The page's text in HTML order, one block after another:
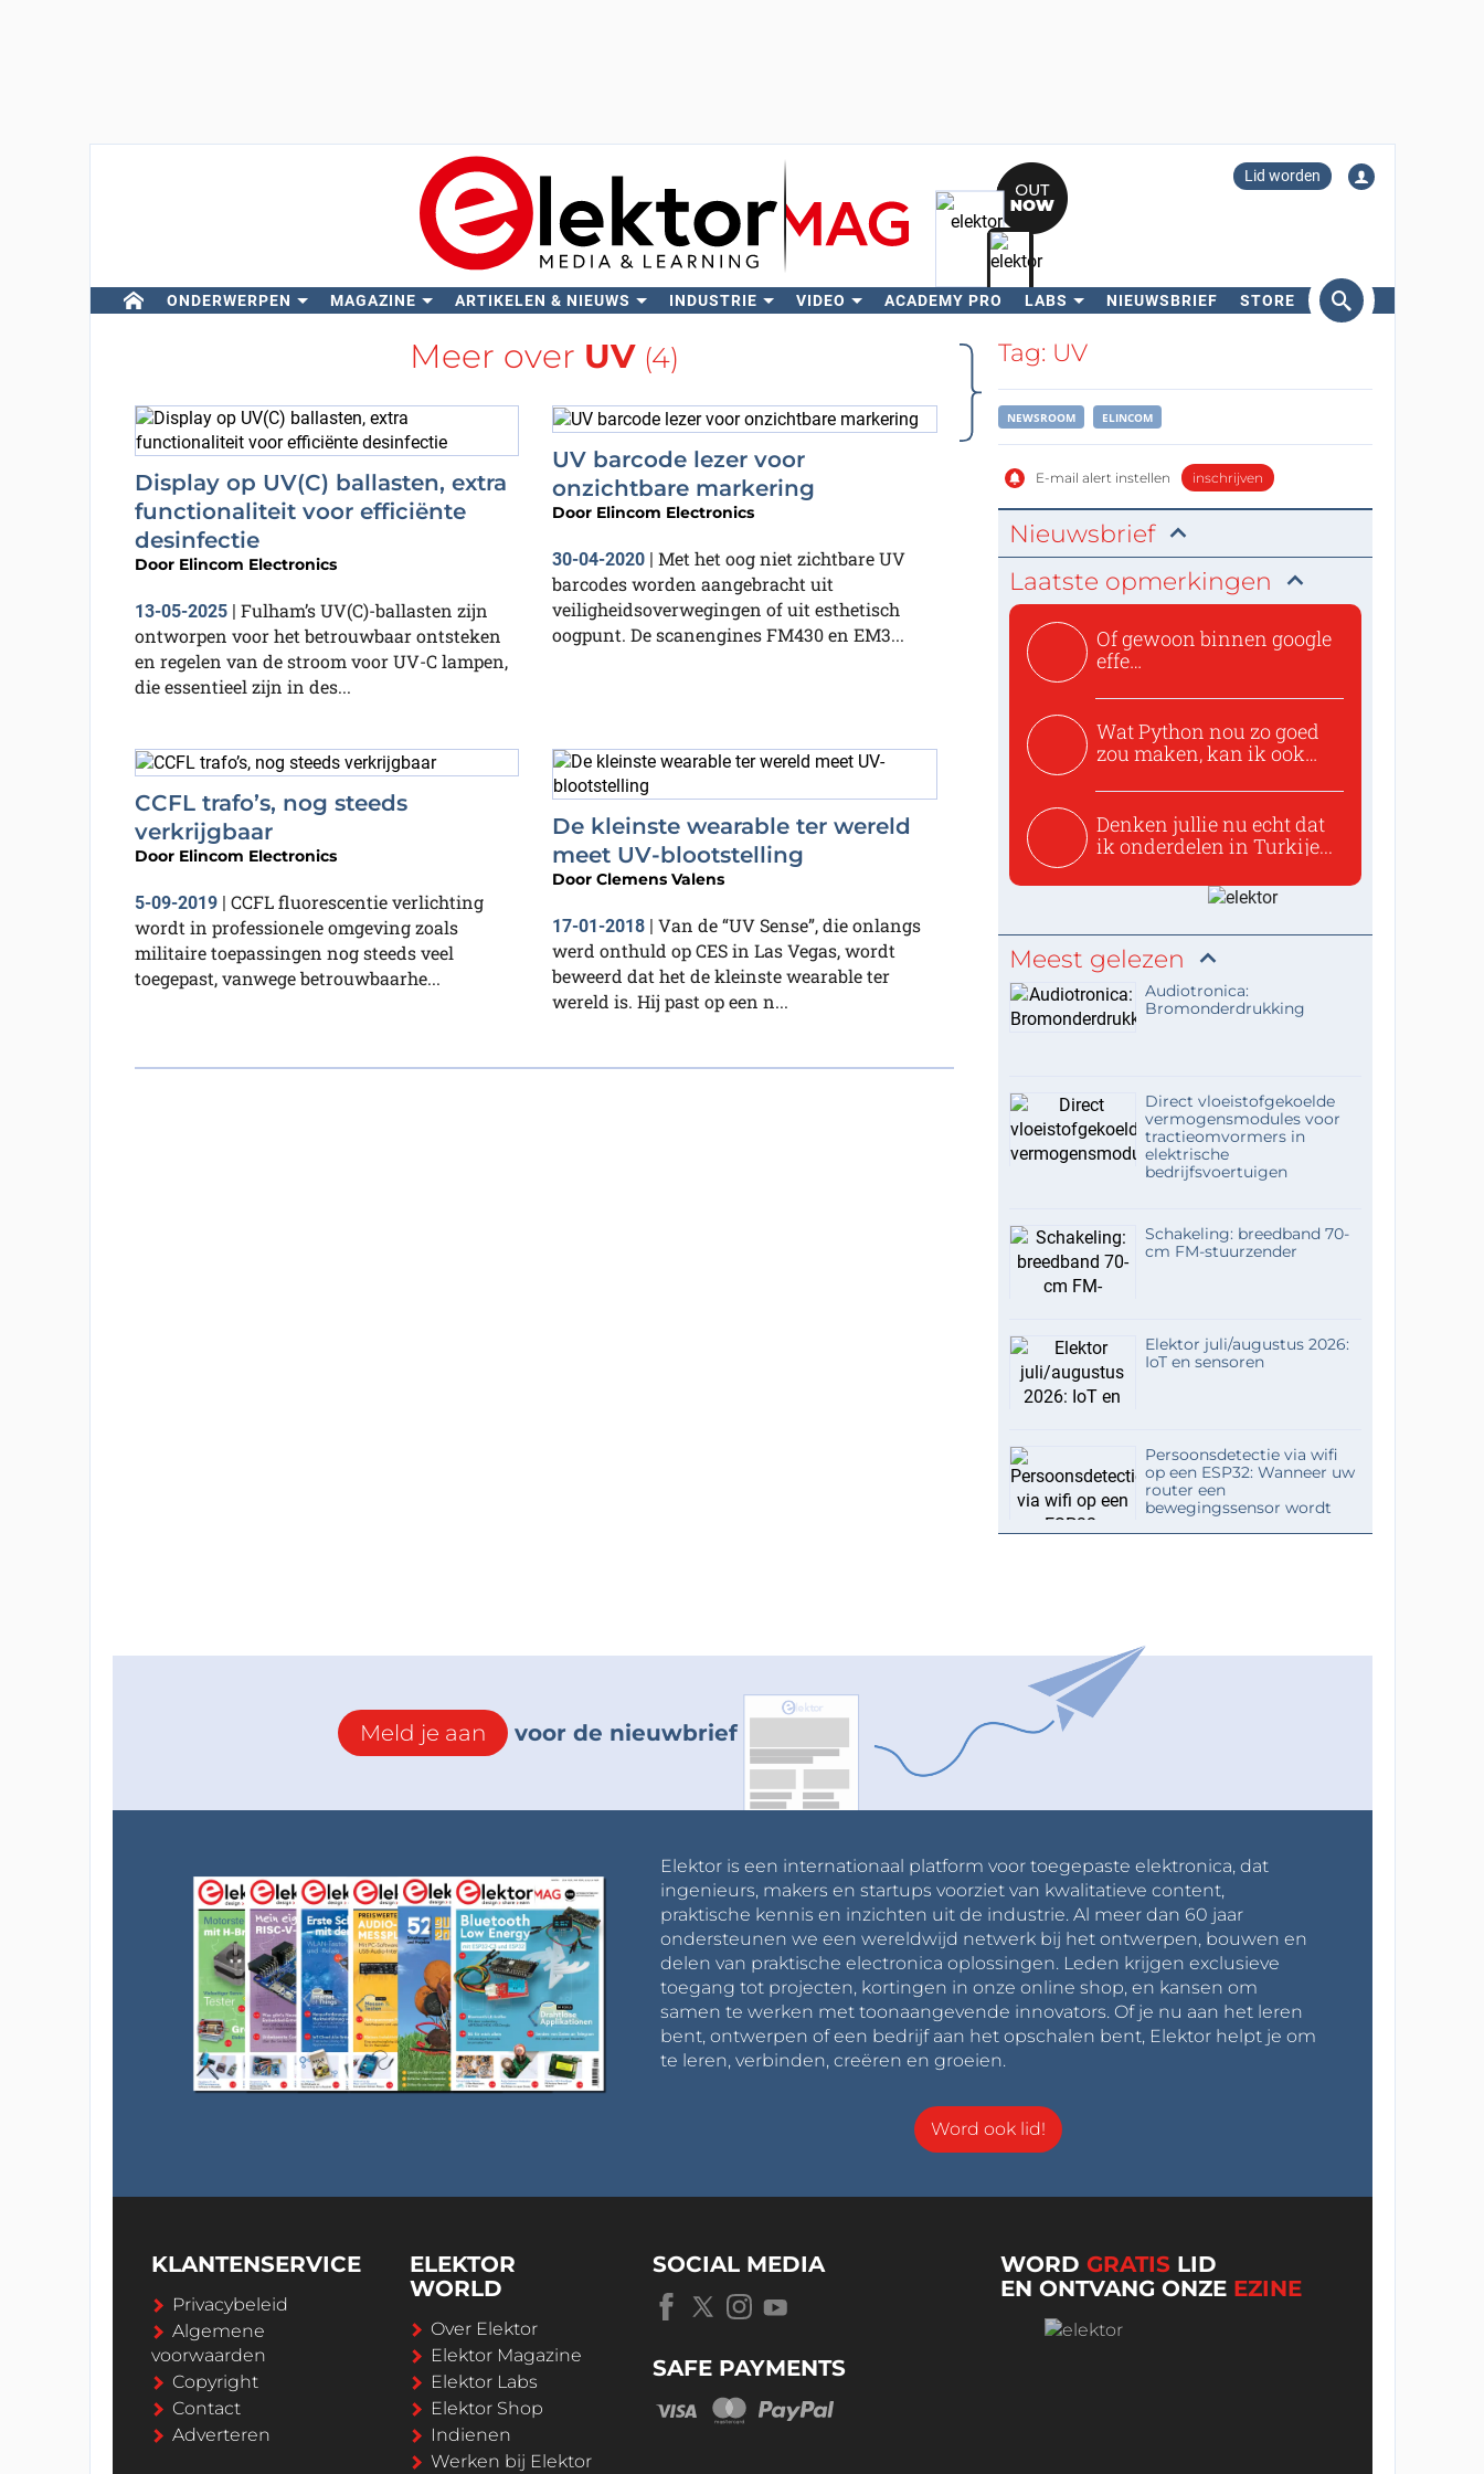
Lid worden
ONDERWERPEN MAGAZINE ARTIKELEN & NIEUWS INDUSTRIE VIDEO ACADEMY PRO LABS NIEUWSBRIEF STORE
Zoeken
Meer over UV (4)
Display op UV(C) ballasten, extra
functionaliteit voor efficiënte
desinfectie
Door Elincom Electronics
13-05-2025| Fulham’s UV(C)-ballasten zijn
ontworpen voor het betrouwbaar ontsteken
en regelen van de stroom voor UV-C lampen,
die essentieel zijn in des...
UV barcode lezer voor
onzichtbare markering
Door Elincom Electronics
30-04-2020 | Met het oog niet zichtbare UV
barcodes worden aangebracht uit
veiligheidsoverwegingen of uit esthetisch
oogpunt. De scanengines FM430 en EM3...
CCFL trafo’s, nog steeds
verkrijgbaar
Door Elincom Electronics
5-09-2019| CCFL fluorescentie verlichting
wordt in professionele omgeving zoals
militaire toepassingen nog steeds veel
toegepast, vanwege betrouwbaarhe...
De kleinste wearable ter wereld
meet UV-blootstelling
Door Clemens Valens
17-01-2018 | Van de “UV Sense”, die onlangs
werd onthuld op CES in Las Vegas, wordt
beweerd dat het de kleinste wearable ter
wereld is. Hij past op een n...
Tag: UV
NEWSROOM ELINCOM
E-mail alert instellen inschrijven
Nieuwsbrief
Laatste opmerkingen
Of gewoon binnen google
effe
Wat Python nou zo goed
zou maken, kan ik ook
Denken jullie nu echt dat
ik onderdelen in Turkije...
Meest gelezen
Audiotronica:
Bromonderdrukking
Direct vloeistofgekoelde
vermogensmodules voor
tractieomvormers in
elektrische
bedrijfsvoertuigen
Schakeling: breedband 70-
cm FM-stuurzender
Elektor juli/augustus 2026:
IoT en sensoren
Persoonsdetectie via wifi
op een ESP32: Wanneer uw
router een
bewegingssensor wordt
Meld je aan voor de nieuwbrief
Elektor is een internationaal platform voor toegepaste elektronica, dat
ingenieurs, makers en startups voorziet van kwalitatieve content,
praktische kennis en inzichten uit de industrie. Al meer dan 60 jaar
ondersteunen we een wereldwijd netwerk bij het ontwerpen, bouwen en
delen van praktische electronica oplossingen. Leden krijgen exclusieve
toegang tot projecten, kortingen in onze online shop, en kansen om
samen te werken met toonaangevende innovators. Of je nu aan het leren
bent, ontwerpen of een bedrijf aan het opschalen bent, Elektor helpt je om
te leren, verbinden, creëren en groeien.
Word ook lid!
KLANTENSERVICE
Privacybeleid
Algemene
voorwaarden
Copyright
Contact
Adverteren
ELEKTOR
WORLD
Over Elektor
Elektor Magazine
Elektor Labs
Elektor Shop
Indienen
Werken bij Elektor
SOCIAL MEDIA
SAFE PAYMENTS
WORDGRATIS LID
EN ONTVANG ONZE EZINE